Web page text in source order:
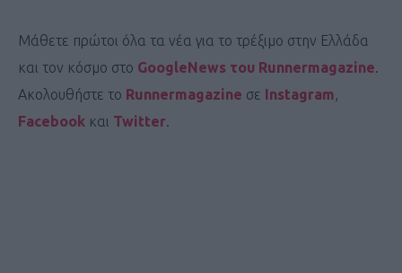
Μάθετε πρώτοι όλα τα νέα για το τρέξιμο στην Ελλάδα
και τον κόσμο στο GoogleNews του Runnermagazine.
Ακολουθήστε το Runnermagazine σε Instagram,
Facebook και Twitter.